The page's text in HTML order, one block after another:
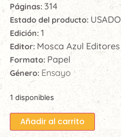
Páginas: 314
Estado del producto: USADO
Edición: 1
Editor: Mosca Azul Editores
Formato: Papel
Género: Ensayo
1 disponibles
Añadir al carrito